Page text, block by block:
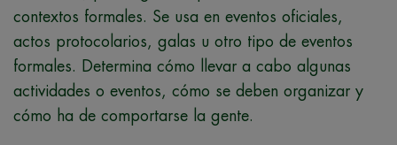
contextos formales. Se usa en eventos oficiales,
actos protocolarios, galas u otro tipo de eventos
formales. Determina cómo llevar a cabo algunas
actividades o eventos, cómo se deben organizar y
cómo ha de comportarse la gente.